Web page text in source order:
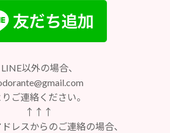
LINE以外の場合、
りご連絡ください。
↑↑↑
レスからのご連絡の場合、